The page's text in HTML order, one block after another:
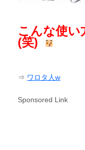
こんな使い
(笑)
⇒ ワロタ人w
Sponsored Link